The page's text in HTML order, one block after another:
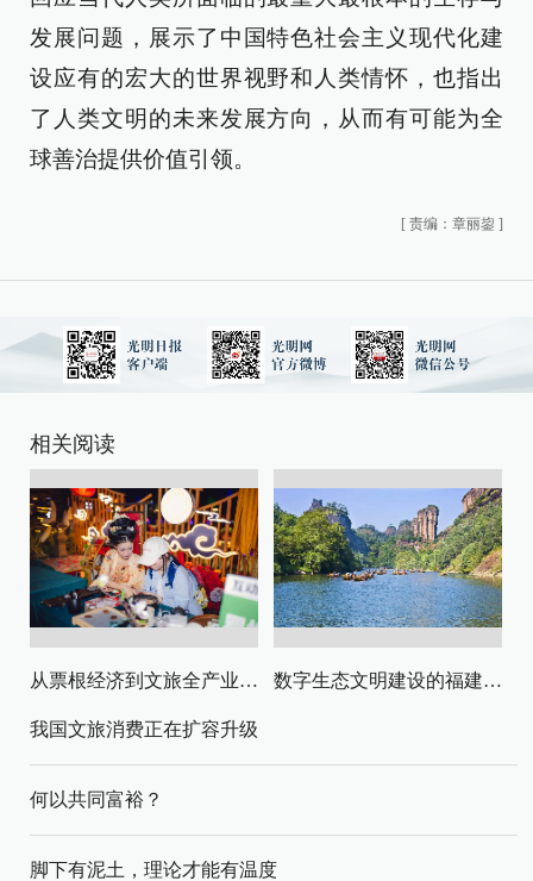
发展问题，展示了中国特色社会主义现代化建
设应有的宏大的世界视野和人类情怀，也指出
了人类文明的未来发展方向，从而有可能为全
球善治提供价值引领。
[ 责编：章丽鋆 ]
相关阅读
从票根经济到文旅全产业链升级 数字生态文明建设的福建路径与启示
我国文旅消费正在扩容升级
何以共同富裕？
脚下有泥土，理论才能有温度